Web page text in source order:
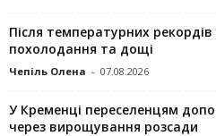
Після температурних рекордів
похолодання та дощі
Чепіль Олена - 07.08.2026
У Кременці переселенцям
через вирощування розсади